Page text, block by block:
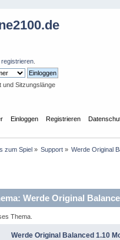
registrieren
und Sitzungslänge
Einloggen Registrieren
zum Spiel» Support » Werde Original
Werde Original
Thema.
Werde Original Balanced 1.10